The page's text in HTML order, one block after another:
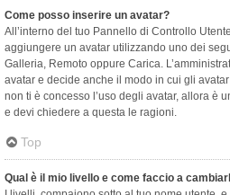
Come posso inserire un avatar?
All’interno del tuo Pannello di Controllo
aggiungere un avatar utilizzando uno dei
Galleria, Remoto oppure Carica.
avatar e decide anche il modo in cui gli
non ti è concesso l’uso degli avatar, allora è
e devi chiedere a questa le ragioni.
Top
Qual è il mio livello e come faccio a